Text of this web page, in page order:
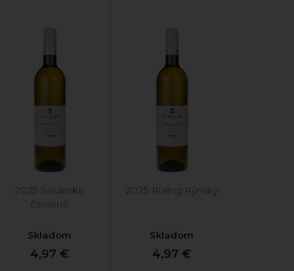
2025 Silvánske
červené
Skladom
4,97 €
2025 Rizling Rýnsky
Skladom
4,97 €